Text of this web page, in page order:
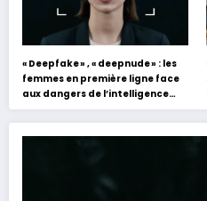
« Deepfake » , « deepnude » : les
femmes en première ligne face
aux dangers de l’intelligence
artificielle